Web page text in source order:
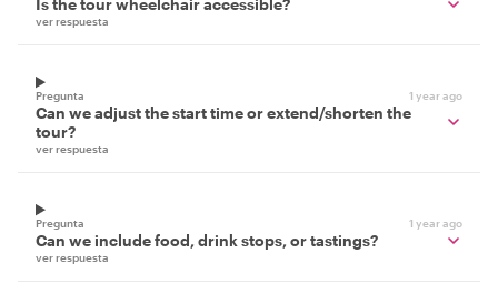
Is the tour wheelchair accessible?
ver respuesta
Pregunta 1 year ago
Can we adjust the start time or extend/shorten the
tour?
ver respuesta
Pregunta 1 year ago
Can we include food, drink stops, or tastings?
ver respuesta